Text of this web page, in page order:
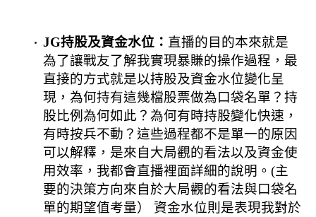
JG持股及資金水位： 直播的目的本來就是
為了讓戰友了解我實現暴賺的操作過程，最
直接的方式就是以持股及資金水位變化呈
現，為何持有這幾檔股票做為口袋名單？持
股比例為何如此？為何有時持股變化快速，
有時按兵不動？這些過程都不是單一的原因
可以解釋，是來自大局觀的看法以及資金使
用效率，我都會直播裡面詳細的說明。(主
要的決策方向來自於大局觀的看法與口袋名
單的期望值考量） 資金水位則是表現我對於